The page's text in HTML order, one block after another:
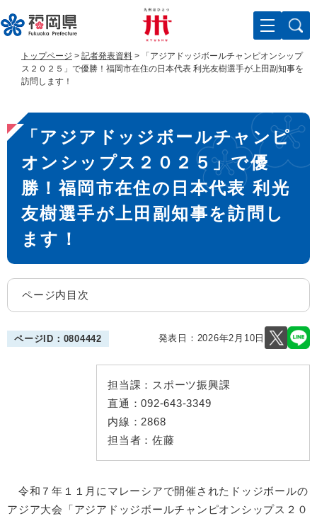
ー
ジ
。
ニ
ュ
て
本
トップページ > 記者発表資料 >
「アジアドッジボールチャンピオンシップ
ス２０２５」で優勝！福岡市在住の日本代表 利光友樹選手が上田副知事を
訪問します！
本
文
「アジアドッジボールチャンピ
オンシップス２０２５」で優
勝！福岡市在住の日本代表 利光
友樹選手が上田副知事を訪問し
ます！
ページ内目次
ページID：0804442 発表日： 2026年2月10日
担当課： スポーツ振興課
直通：092-643-3349
内線： 2868
担当者： 佐藤
令和７年１１月にマレーシアで開催されたドッジボールの
アジア大会「アジアドッジボールチャンピオンシップス２０